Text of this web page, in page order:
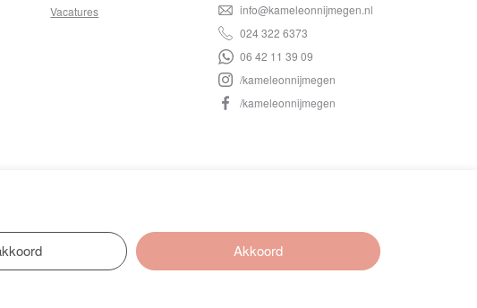
Vacatures
info@kameleonnijmegen.nl
024 322 6373
06 42 11 39 09
/kameleonnijmegen
/kameleonnijmegen